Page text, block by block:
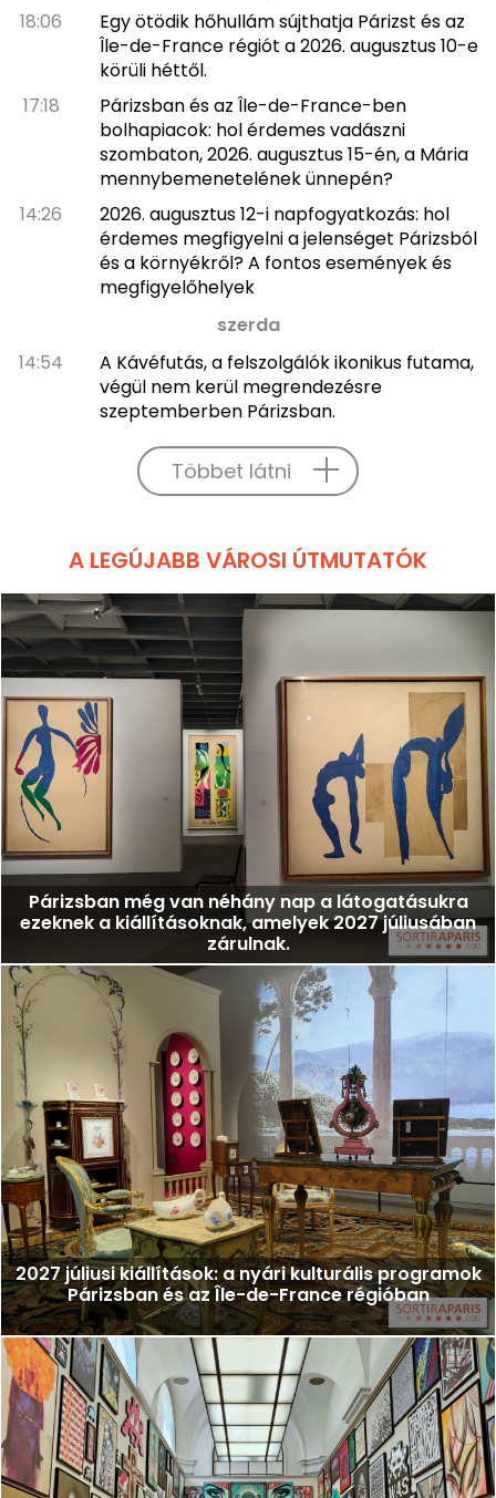
18:06
Egy ötödik hőhullám sújthatja Párizst és az
Île-de-France régiót a 2026. augusztus 10-e
körüli héttől.
17:18
Párizsban és az Île-de-France-ben
bolhapiacok: hol érdemes vadászni
szombaton, 2026. augusztus 15-én, a Mária
mennybemenetelének ünnepén?
14:26
2026. augusztus 12-i napfogyatkozás: hol
érdemes megfigyelni a jelenséget Párizsból
és a környékről? A fontos események és
megfigyelőhelyek
szerda
14:54
A Kávéfutás, a felszolgálók ikonikus futama,
végül nem kerül megrendezésre
szeptemberben Párizsban.
Többet látni
A LEGÚJABB VÁROSI ÚTMUTATÓK
Párizsban még van néhány nap a látogatásukra
ezeknek a kiállításoknak, amelyek 2027 júliusában
zárulnak.
2027 júliusi kiállítások: a nyári kulturális programok
Párizsban és az Île-de-France régióban